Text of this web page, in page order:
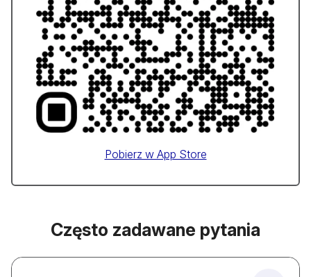
Pobierz w App Store
Często zadawane pytania